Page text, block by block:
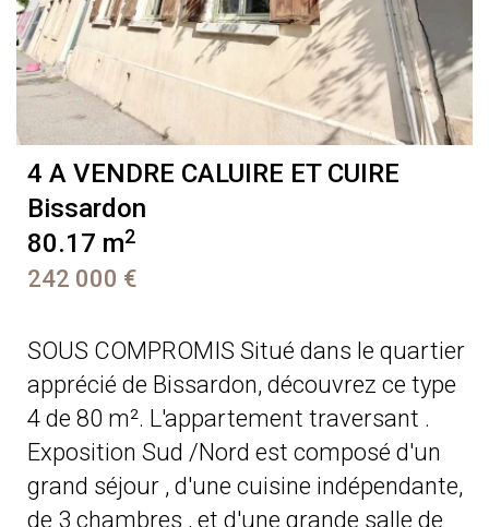
4 A VENDRE CALUIRE ET CUIRE
Bissardon
80.17 m2
242 000 €
SOUS COMPROMIS Situé dans le quartier
apprécié de Bissardon, découvrez ce type
4 de 80 m². L'appartement traversant .
Exposition Sud /Nord est composé d'un
grand séjour , d'une cuisine indépendante,
de 3 chambres , et d'une grande salle de